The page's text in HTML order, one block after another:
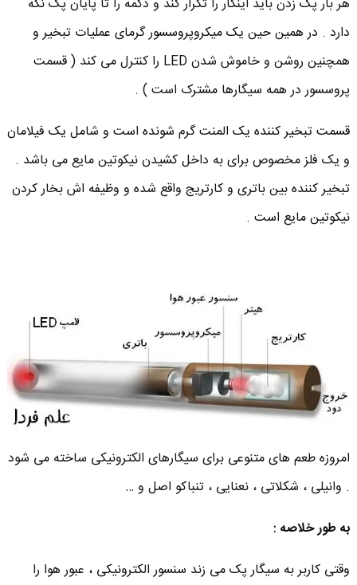
هر بار پک زدن باید اینکار را تکرار کند و دکمه را تا پایان پک نگه
دارد . در همین حین یک میکروپروسسور گرمای عملیات تبخیر و
همچنین روشن و خاموش شدن LED را کنترل می کند ( قسمت
پروسسور در همه سیگارها مشترک است ) .
قسمت تبخیر کننده یک المنت گرم شونده است و شامل یک فیلامان
و یک فلز مخصوص برای به داخل کشیدن نیکوتین مایع می باشد .
تبخیر کننده بین باتری و کارتریج واقع شده و وظیفه اش بخار کردن
نیکوتین مایع است .
امروزه طعم های متنوعی برای سیگارهای الکترونیکی ساخته می شود
. وانیلی ، شکلاتی ، نعنایی ، تنباکو اصل و …
به طور خلاصه :
وقتی کاربر به سیگار پک می زند سنسور الکترونیکی ، عبور هوا را